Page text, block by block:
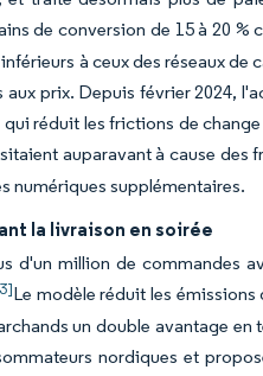
de conversion de 15 à 20 %
à ceux des réseaux
prix. Depuis février 2024,
réduit les frictions de
auparavant à cause des
numériques supplémentaires.
la livraison en soirée
d'un million de commandes
Le modèle réduit les
un double avantage
nordiques et